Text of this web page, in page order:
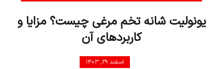
یونولیت شانه تخم مرغی چیست؟ مزایا و
کاربردهای آن
اسفند ۲۹, ۱۴۰۳